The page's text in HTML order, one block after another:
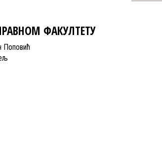
ФАКУЛТЕТУ
Поповић